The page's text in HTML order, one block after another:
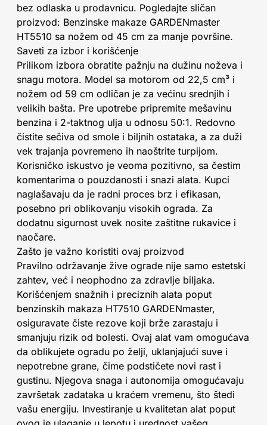
bez odlaska u prodavnicu. Pogledajte sličan
proizvod: Benzinske makaze GARDENmaster
HT5510 sa nožem od 45 cm za manje površine.
Saveti za izbor i korišćenje
Prilikom izbora obratite pažnju na dužinu noževa i
snagu motora. Model sa motorom od 22,5 cm³ i
nožem od 59 cm odličan je za većinu srednjih i
velikih bašta. Pre upotrebe pripremite mešavinu
benzina i 2-taktnog ulja u odnosu 50:1. Redovno
čistite sečiva od smole i biljnih ostataka, a za duži
vek trajanja povremeno ih naoštrite turpijom.
Korisničko iskustvo je veoma pozitivno, sa čestim
komentarima o pouzdanosti i snazi alata. Kupci
naglašavaju da je radni proces brz i efikasan,
posebno pri oblikovanju visokih ograda. Za
dodatnu sigurnost uvek nosite zaštitne rukavice i
naočare.
Zašto je važno koristiti ovaj proizvod
Pravilno održavanje žive ograde nije samo estetski
zahtev, već i neophodno za zdravlje biljaka.
Korišćenjem snažnih i preciznih alata poput
benzinskih makaza HT7510 GARDENmaster,
osiguravate čiste rezove koji brže zarastaju i
smanjuju rizik od bolesti. Ovaj alat vam omogućava
da oblikujete ogradu po želji, uklanjajući suve i
nepotrebne grane, čime podstičete novi rast i
gustinu. Njegova snaga i autonomija omogućavaju
završetak zadataka u kraćem vremenu, što štedi
vašu energiju. Investiranje u kvalitetan alat poput